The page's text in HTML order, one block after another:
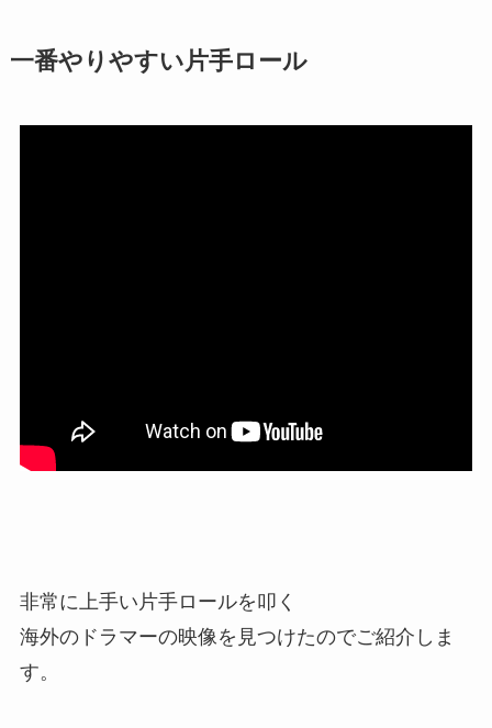
一番やりやすい片手ロール
非常に上手い片手ロールを叩く
海外のドラマーの映像を見つけたのでご紹介しま
す。